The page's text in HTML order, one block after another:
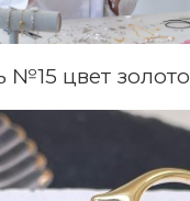
№15 цвет золото